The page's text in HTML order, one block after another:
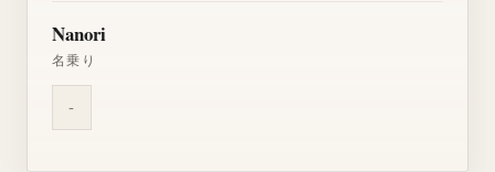
Nanori
名乗り
-